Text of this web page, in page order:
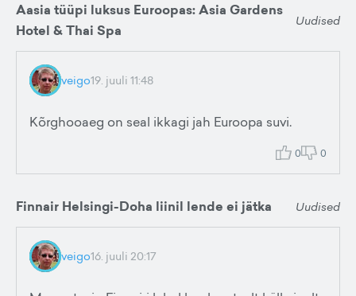
Aasia tüüpi luksus Euroopas: Asia Gardens
Hotel & Thai Spa
Uudised
veigo19. juuli 11:48
Kõrghooaeg on seal ikkagi jah Euroopa suvi.
0 0
Finnair Helsingi-Doha liinil lende ei jätka Uudised
veigo16. juuli 20:17